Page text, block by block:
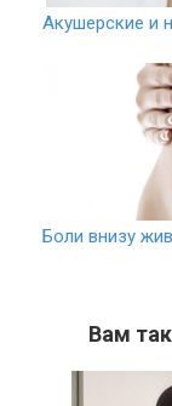
Акушерские и
Боли внизу
Вам